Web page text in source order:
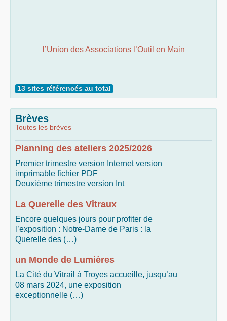
l’Union des Associations l’Outil en Main
13 sites référencés au total
Brèves
Toutes les brèves
Planning des ateliers 2025/2026
Premier trimestre version Internet version
imprimable fichier PDF
Deuxième trimestre version Int
La Querelle des Vitraux
Encore quelques jours pour profiter de
l’exposition : Notre-Dame de Paris : la
Querelle des (…)
un Monde de Lumières
La Cité du Vitrail à Troyes accueille, jusqu’au
08 mars 2024, une exposition
exceptionnelle (…)